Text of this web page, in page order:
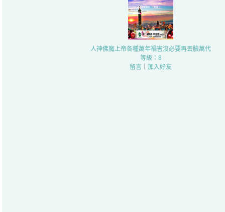
人神佛魔上帝各種萬年禍害沒必要再丟臉萬代
等級：8
留言
加入好友